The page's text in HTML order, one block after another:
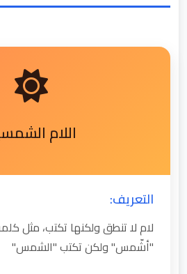
اللام
التعريف:
لام لا تنطق ولكنها تكتب، مثل
"أشّمس" ولكن تكتب "الشمس"